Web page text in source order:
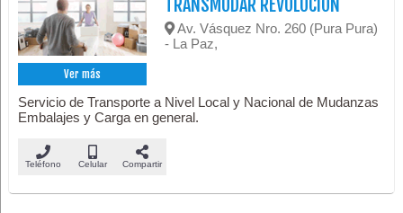
Ver más
TRANSMUDAR REVOLUCIÓN
Av. Vásquez Nro. 260 (Pura Pura)
- La Paz,
Servicio de Transporte a Nivel Local y Nacional de Mudanzas
Embalajes y Carga en general.
Teléfono Celular Compartir